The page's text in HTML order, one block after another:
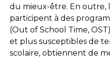
du mieux-être. En outre,
participent à des
(Out of School Time,
et plus susceptibles de
scolaire, obtiennent de